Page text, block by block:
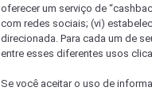
oferecer um serviço de
com redes sociais; (vi)
direcionada. Para cada um de
entre esses diferentes usos
Se você aceitar o uso de